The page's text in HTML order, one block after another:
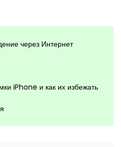
через Интернет
iPhone и как их избежать